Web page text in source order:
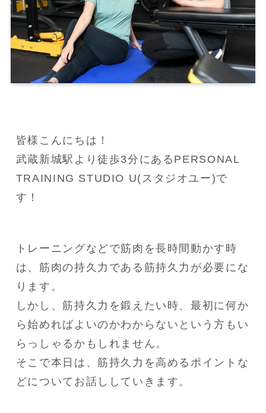
皆様こんにちは！
武蔵新城駅より徒歩3分にあるPERSONAL
TRAINING STUDIO U(スタジオユー)で
す！
トレーニングなどで筋肉を長時間動かす時
は、筋肉の持久力である筋持久力が必要にな
ります。
しかし、筋持久力を鍛えたい時、最初に何か
ら始めればよいのかわからないという方もい
らっしゃるかもしれません。
そこで本日は、筋持久力を高めるポイントな
どについてお話ししていきます。